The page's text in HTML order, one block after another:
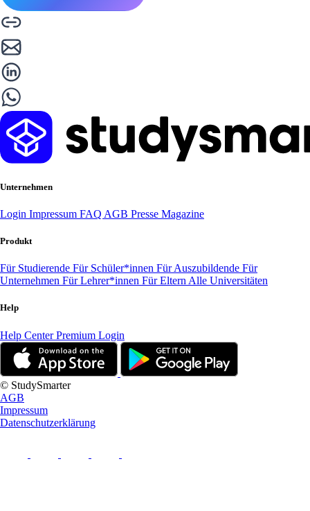
Unternehmen
Login Impressum FAQ AGB Presse Magazine
Produkt
Für Studierende Für Schüler*innen Für Auszubildende Für
Unternehmen Für Lehrer*innen Für Eltern Alle Universitäten
Help
Help CenterPremium Login
© StudySmarter
AGB
Impressum
Datenschutzerklärung